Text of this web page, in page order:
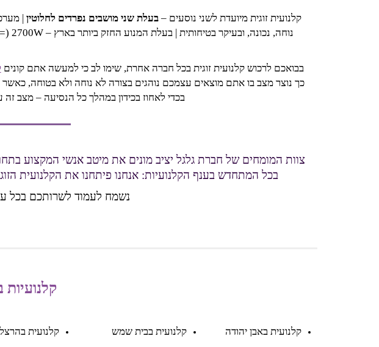
קלנועית זוגית מיועדת לשני נוסעים –בעלת שני מושבים נפרדים לחלוטין |
נוחה, נכונה, ובעיקר בטיחותית | בעלת המנוע החזק ביותר בארץ – 2700W (= 3.5 כ"ס – אופציונלי ) | זוג מצברי ג'ל 100AH המאפשרים
בבואכם לרכוש קלנועית זוגית בכל חברה אחרת, שימו לב כי למעשה אתם קונים
בכדי לאחוז בכידון במהלך כל הנסיעה – מצב זה
צוות המומחים של חברת גלגל יציב מונים את מיטב אנשי המקצוע
בכל המתחדש בענף הקלנועיות: אנחנו פיתחנו את הקלנועית
נשמח לעמוד לשרותכם בכל
קלנועית באבן יהודה
קלנועית בבית שמש
קלנועית